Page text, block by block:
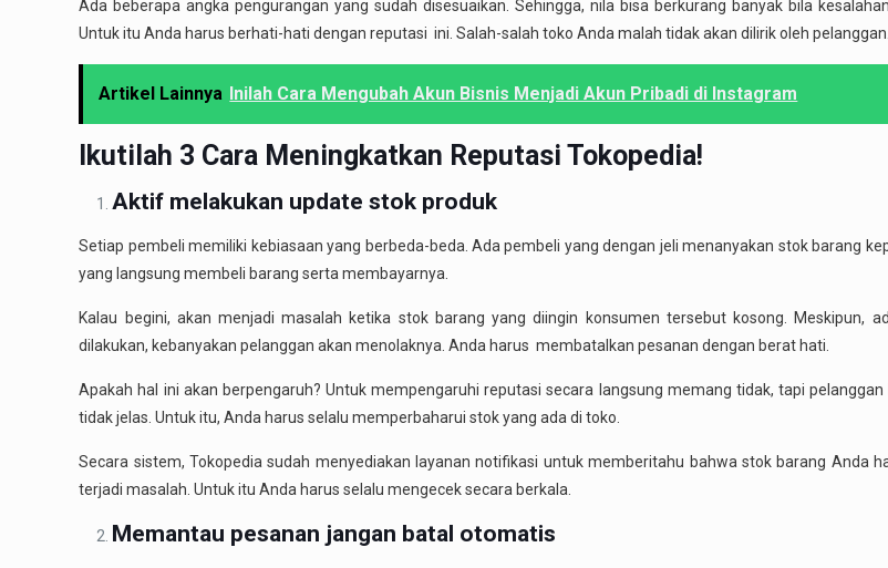
Ada beberapa angka pengurangan yang sudah disesuaikan. Sehingga, nila bisa berkurang banyak bila
Untuk itu Anda harus berhati-hati dengan reputasi ini. Salah-salah toko Anda malah tidak akan dilirik oleh pelanggan.
Artikel Lainnya Inilah Cara Mengubah Akun Bisnis Menjadi Akun Pribadi di Instagram
Ikutilah 3 Cara Meningkatkan Reputasi Tokopedia!
Aktif melakukan update stok produk
Setiap pembeli memiliki kebiasaan yang berbeda-beda. Ada pembeli yang dengan jeli menanyakan stok barang
yang langsung membeli barang serta membayarnya.
Kalau begini, akan menjadi masalah ketika stok barang yang diingin konsumen tersebut kosong. Meskipun,
dilakukan, kebanyakan pelanggan akan menolaknya. Anda harus membatalkan pesanan dengan berat hati.
Apakah hal ini akan berpengaruh? Untuk mempengaruhi reputasi secara langsung memang tidak, tapi
tidak jelas. Untuk itu, Anda harus selalu memperbaharui stok yang ada di toko.
Secara sistem, Tokopedia sudah menyediakan layanan notifikasi untuk memberitahu bahwa stok barang Anda
terjadi masalah. Untuk itu Anda harus selalu mengecek secara berkala.
Memantau pesanan jangan batal otomatis